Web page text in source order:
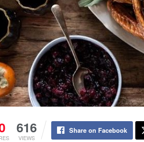
616
VIEWS
Share on Facebook